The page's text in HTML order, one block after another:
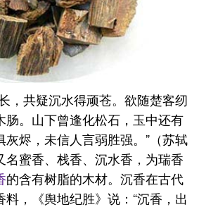
，共疑沉水得顽苍。欲随楚客纫
肠。山下曾逢化松石，玉中还有
烬，未信人言弱胜强。”（苏轼
名蜜香、栈香、沉水香，为瑞香
的含有树脂的木材。沉香在古代
，《舆地纪胜》说：“沉香，出